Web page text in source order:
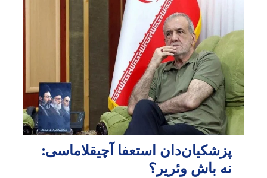
پزشکیان‌دان استعفا آچیقلاماسی:
نه باش وئریر؟